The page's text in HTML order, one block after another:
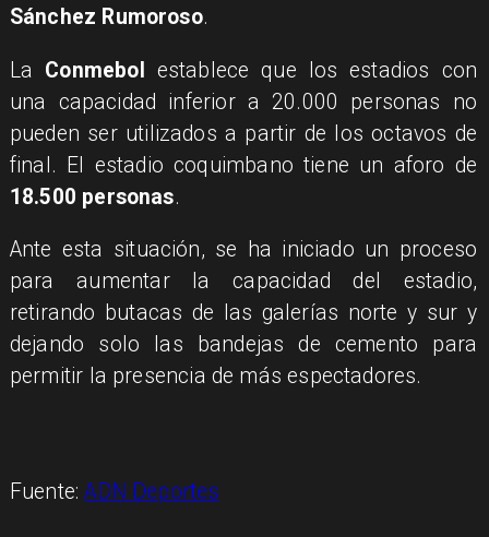
Sánchez Rumoroso.
La Conmebol
establece que los estadios con
una capacidad inferior a 20.000 personas no
pueden ser utilizados a partir de los octavos de
final. El estadio coquimbano tiene un aforo de
18.500 personas.
Ante esta situación, se ha iniciado un proceso
para aumentar la capacidad del estadio,
retirando butacas de las galerías norte y sur y
dejando solo las bandejas de cemento para
permitir la presencia de más espectadores.
Fuente:ADN Deportes